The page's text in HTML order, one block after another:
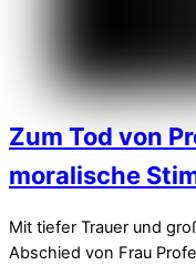
Zum Tod von
moralische
Mit tiefer Trauer und
Abschied von Frau